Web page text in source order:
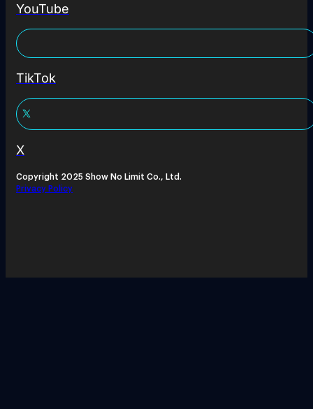
YouTube
TikTok
X
Copyright 2025 Show No Limit Co., Ltd.
Privacy Policy